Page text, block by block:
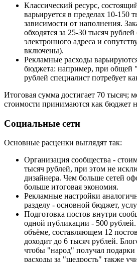
Классический ресурс,
варьируется в пределах 10-150
зависимости от наполнения.
обходятся за 25-30 тысяч
электронного адреса и
включены).
Рекламные расходы
бюджета: например, при общей
рублей специалист потребует
Итоговая сумма достигает 70 тысяч;
стоимости принимаются как бюджет
Социальные сети
Основные расценки выглядят так:
Организация сообщества -
тысяч рублей, при этом не
дизайнера. Чем больше сетей
больше итоговая экономия.
Рекламные настройки
разделу - основной бюджет,
Подготовка постов внутри
одной публикации - 500
объёме, составляющем 12
доходит до 6 тысяч рублей.
чтобы "народ" получал подарки
расходы за "щедрость" также